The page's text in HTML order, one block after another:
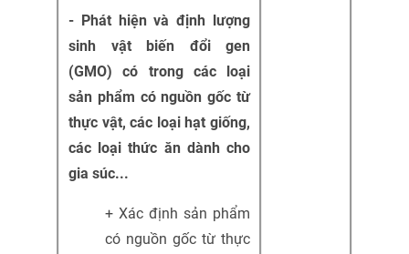
- Phát hiện và định lượng
sinh vật biến đổi gen
(GMO) có trong các loại
sản phẩm có nguồn gốc từ
thực vật, các loại hạt giống,
các loại thức ăn dành cho
gia súc...
+ Xác định sản phẩm
có nguồn gốc từ thực